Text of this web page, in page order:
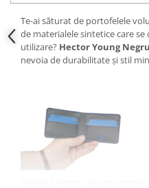
Te-ai săturat de portofelele
de materialele sintetice care
utilizare? Hector Young Negru
nevoia de durabilitate și stil